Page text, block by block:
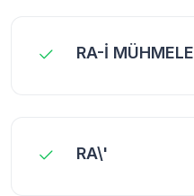
RA-İ MÜHMELE
RA\'